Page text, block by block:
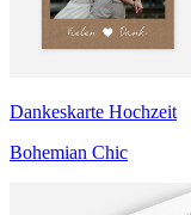
Dankeskarte Hochzeit
Bohemian Chic